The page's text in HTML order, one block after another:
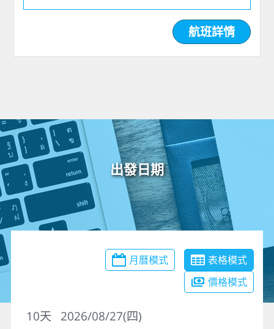
航班詳情
出發日期
月曆模式
表格模式
價格模式
2026/08/27(四)
10天